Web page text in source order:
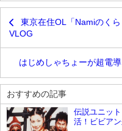
東京在住OL「Namiのく
VLOG
はじめしゃちょーが超電
おすすめの記事
伝説ユニッ
活！ビビアン